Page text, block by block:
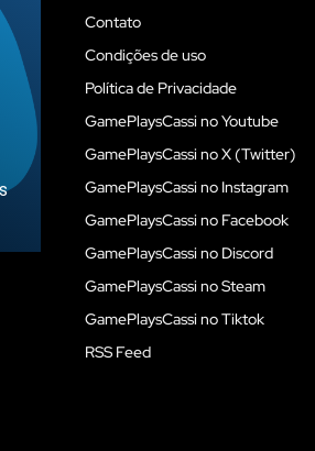
Contato
Condições de uso
Política de Privacidade
GamePlaysCassi no Youtube
GamePlaysCassi no X (Twitter)
GamePlaysCassi no Instagram
GamePlaysCassi no Facebook
GamePlaysCassi no Discord
GamePlaysCassi no Steam
GamePlaysCassi no Tiktok
RSS Feed